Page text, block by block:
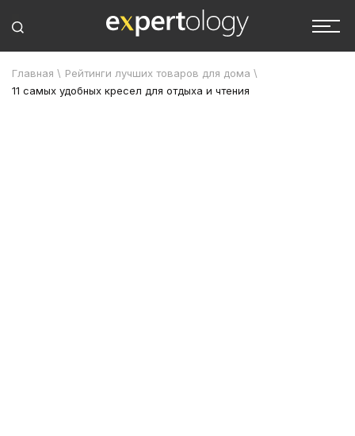
Главная \ Рейтинги лучших товаров для дома \
11 самых удобных кресел для отдыха и чтения